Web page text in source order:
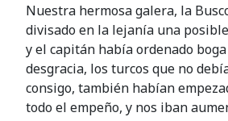
Nuestra hermosa galera, la
divisado en la lejanía una
y el capitán había ordenado boga
desgracia, los turcos que no
consigo, también habían
todo el empeño, y nos iban